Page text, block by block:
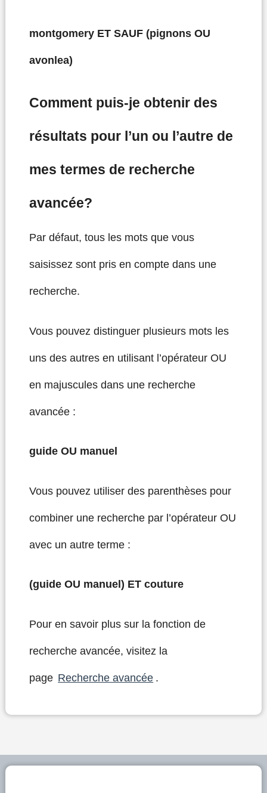
montgomery ET SAUF (pignons OU
avonlea)
Comment puis-je obtenir des
résultats pour l’un ou l’autre de
mes termes de recherche
avancée?
Par défaut, tous les mots que vous
saisissez sont pris en compte dans une
recherche.
Vous pouvez distinguer plusieurs mots les
uns des autres en utilisant l’opérateur OU
en majuscules dans une recherche
avancée :
guide OU manuel
Vous pouvez utiliser des parenthèses pour
combiner une recherche par l’opérateur OU
avec un autre terme :
(guide OU manuel) ET couture
Pour en savoir plus sur la fonction de
recherche avancée, visitez la
page Recherche avancée .